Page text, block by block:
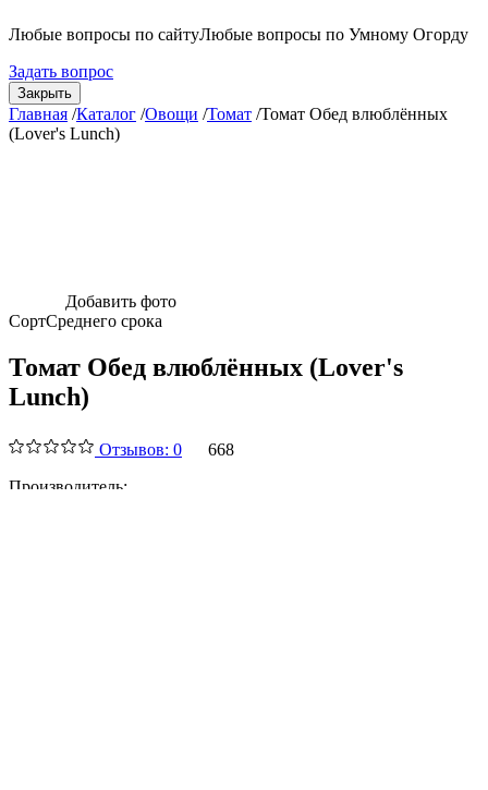
Любые вопросы по сайтуЛюбые вопросы по Умному Огорду
Задать вопрос
Закрыть
Главная /Каталог /Овощи /Томат /Томат Обед влюблённых
(Lover's Lunch)
Добавить фото
СортСреднего срока
Томат Обед влюблённых (Lover's
Lunch)
Отзывов: 0
668
Производитель: